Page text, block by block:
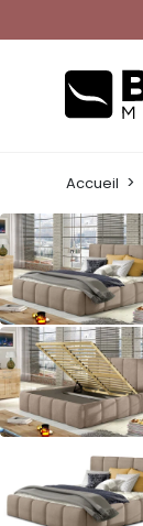
Accueil